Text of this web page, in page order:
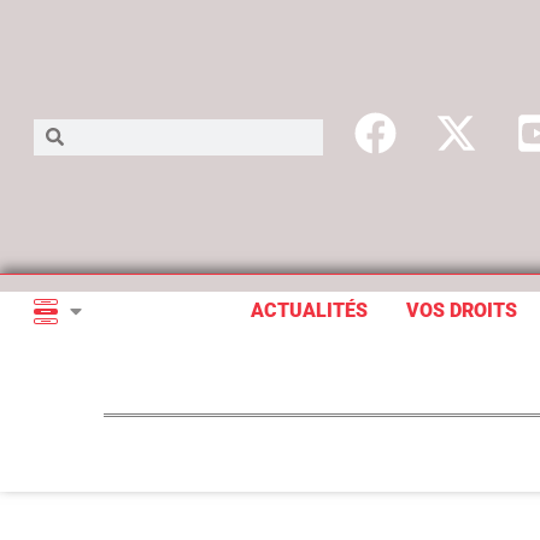
ACTUALITÉS VOS DROITS